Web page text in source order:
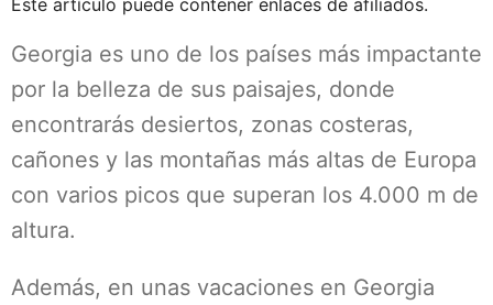
Este artículo puede contener enlaces de afiliados.
Georgia es uno de los países más impactante
por la belleza de sus paisajes, donde
encontrarás desiertos, zonas costeras,
cañones y las montañas más altas de Europa
con varios picos que superan los 4.000 m de
altura.
Además, en unas vacaciones en Georgia